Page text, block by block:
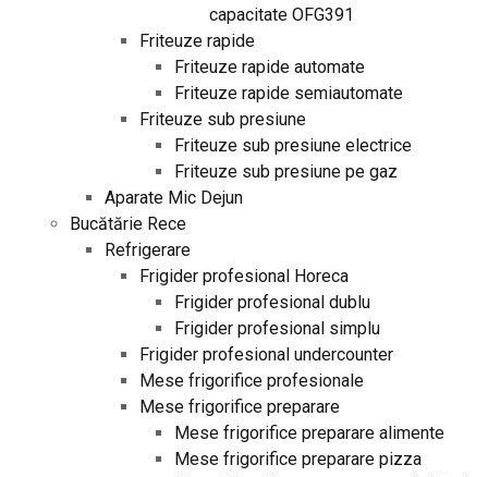
capacitate OFG391
Friteuze rapide
Friteuze rapide automate
Friteuze rapide semiautomate
Friteuze sub presiune
Friteuze sub presiune electrice
Friteuze sub presiune pe gaz
Aparate Mic Dejun
Bucătărie Rece
Refrigerare
Frigider profesional Horeca
Frigider profesional dublu
Frigider profesional simplu
Frigider profesional undercounter
Mese frigorifice profesionale
Mese frigorifice preparare
Mese frigorifice preparare alimente
Mese frigorifice preparare pizza